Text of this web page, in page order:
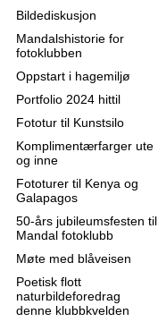
Bildediskusjon
Mandalshistorie for
fotoklubben
Oppstart i hagemiljø
Portfolio 2024 hittil
Fototur til Kunstsilo
Komplimentærfarger ute
og inne
Fototurer til Kenya og
Galapagos
50-års jubileumsfesten til
Mandal fotoklubb
Møte med blåveisen
Poetisk flott
naturbildeforedrag
denne klubbkvelden